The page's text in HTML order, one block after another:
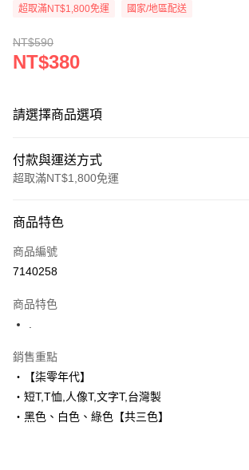
超取滿NT$1,800免運 國家/地區配送
NT$590
NT$380
請選擇商品選項
付款與運送方式
超取滿NT$1,800免運
信用卡一次付款
超商取貨付款
街口支付
悠遊付
Google Pay
商品特色
商品編號
7140258
商品特色
銷售重點
‧【柒零年代】
‧短T,T恤,人像T,文字T,台灣製
‧黑色、白色、綠色【共三色】